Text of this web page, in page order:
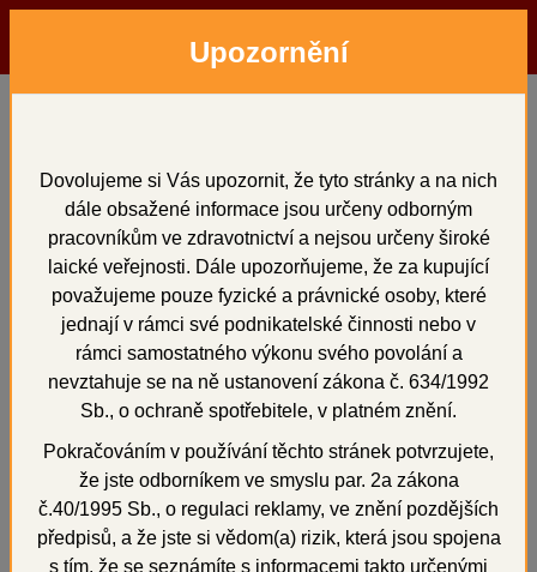
Hledat Přihlásit
Sleva 5%
Novinka
Stodent IV, krémová s vůní vanilky, 4x 5 kg
Kód:
EVG4K20
Upozornění
Dovolujeme si Vás upozornit, že tyto stránky a na nich
dále obsažené informace jsou určeny odborným
pracovníkům ve zdravotnictví a nejsou určeny široké
laické veřejnosti. Dále upozorňujeme, že za kupující
považujeme pouze fyzické a právnické osoby, které
jednají v rámci své podnikatelské činnosti nebo v
rámci samostatného výkonu svého povolání a
nevztahuje se na ně ustanovení zákona č. 634/1992
Sb., o ochraně spotřebitele, v platném znění.
Pokračováním v používání těchto stránek potvrzujete,
že jste odborníkem ve smyslu par. 2a zákona
č.40/1995 Sb., o regulaci reklamy, ve znění pozdějších
předpisů, a že jste si vědom(a) rizik, která jsou spojena
s tím, že se seznámíte s informacemi takto určenými